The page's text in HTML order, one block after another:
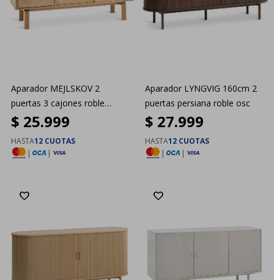
Aparador MEJLSKOV 2
puertas 3 cajones roble
natural
$ 25.999
HASTA12 CUOTAS
|
|
Aparador LYNGVIG 160cm 2
puertas persiana roble osc
$ 27.999
HASTA12 CUOTAS
|
|